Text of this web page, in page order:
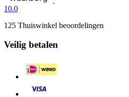
10.0
125 Thuiswinkel beoordelingen
Veilig betalen